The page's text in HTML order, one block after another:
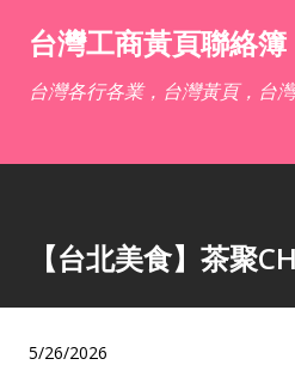
跳到主要內容
台灣工商黃頁聯絡簿
台灣各行各業，台灣黃頁，台灣
【台北美食】茶聚
5/26/2026